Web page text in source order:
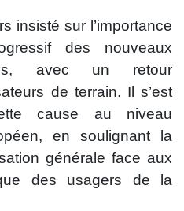
insisté sur l’importance
des nouveaux
avec un retour
de terrain. Il s’est
cause au niveau
en soulignant la
générale face aux
des usagers de la